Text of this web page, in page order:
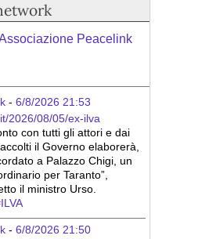
Peacelink
- 6/8/2026 21:53
2026/08/05/ex-ilva
con tutti gli attori e dai
il Governo elaborerà,
a Palazzo Chigi, un
per Taranto”,
il ministro Urso.
ILVA
- 6/8/2026 21:50